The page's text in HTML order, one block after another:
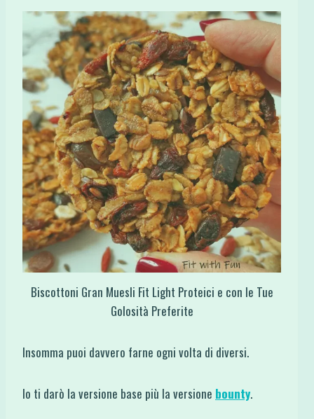
Biscottoni Gran Muesli Fit Light Proteici e con le Tue
Golosità Preferite
Insomma puoi davvero farne ogni volta di diversi.
Io ti darò la versione base più la versione bounty.